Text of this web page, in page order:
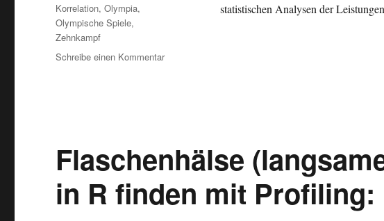
statistischen Analysen der
Schlagwörter
Korrelation,Olympia,
Olympische Spiele,
Zehnkampf
Schreibe einen Kommentarzu
Corona-
Bedingungen
Flaschenhälse
in R finden mit